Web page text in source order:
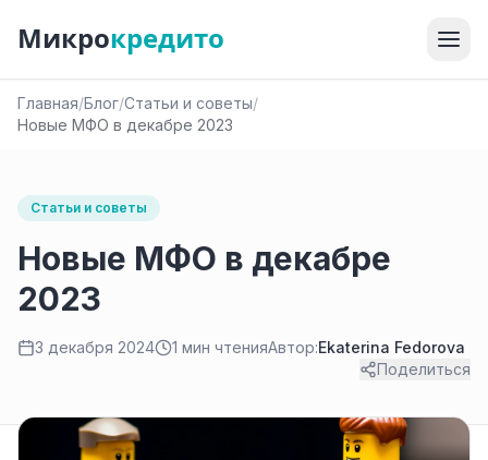
Микрокредито
Главная/Блог/Статьи и советы/
Новые МФО в декабре 2023
Статьи и советы
Новые МФО в декабре
2023
3 декабря 2024 1 мин чтенияАвтор:Ekaterina Fedorova
Поделиться